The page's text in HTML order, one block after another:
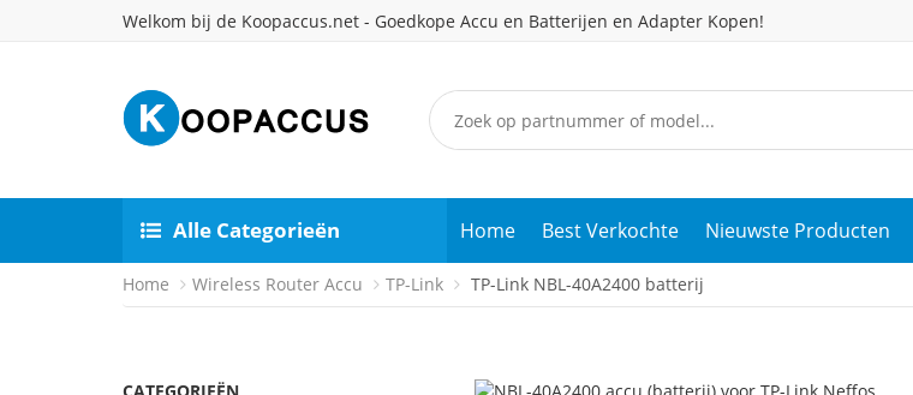
Welkom bij de Koopaccus.net - Goedkope Accu en Batterijen en Adapter Kopen!
Alle Categorieën Home Best Verkochte Nieuwste Producten
Home Wireless Router Accu TP-Link TP-Link NBL-40A2400 batterij